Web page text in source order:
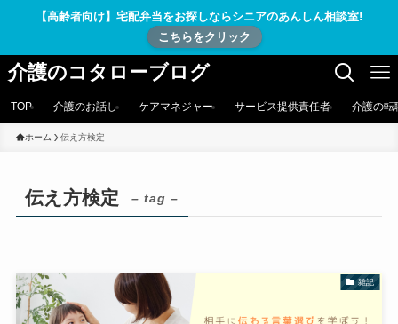
【高齢者向け】宅配弁当をお探しならシニアのあんしん相談室!
こちらをクリック
介護のコタローブログ
TOP 介護のお話し ケアマネジャー サービス提供責任者 介護の転
ホーム 伝え方検定
伝え方検定 – tag –
雑記